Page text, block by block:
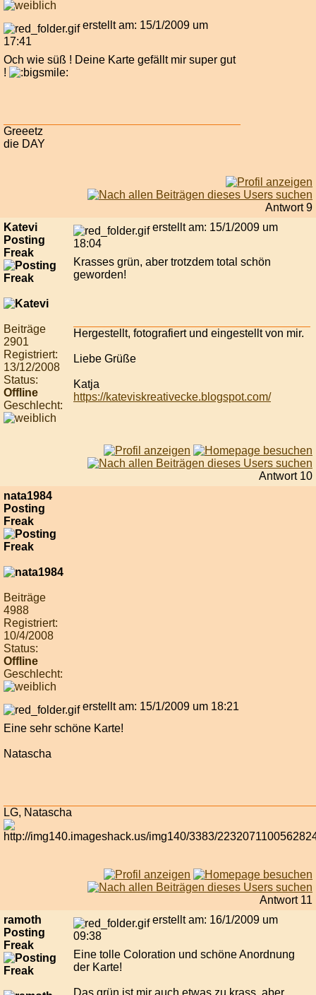
erstellt am: 15/1/2009 um
17:41
Och wie süß ! Deine Karte gefällt mir super gut
!
Greeetz
die DAY
Antwort 9
Katevi
Posting
Freak
Beiträge
2901
Registriert:
13/12/2008
Status:
Offline
Geschlecht:
erstellt am: 15/1/2009 um
18:04
Krasses grün, aber trotzdem total schön
geworden!
Hergestellt, fotografiert und eingestellt von mir.
Liebe Grüße
Katja
https://kateviskreativecke.blogspot.com/
Antwort 10
nata1984
Posting
Freak
Beiträge
4988
Registriert:
10/4/2008
Status:
Offline
Geschlecht:
erstellt am: 15/1/2009 um 18:21
Eine sehr schöne Karte!
Natascha
LG, Natascha
Antwort 11
ramoth
Posting
Freak
erstellt am: 16/1/2009 um
09:38
Eine tolle Coloration und schöne Anordnung
der Karte!